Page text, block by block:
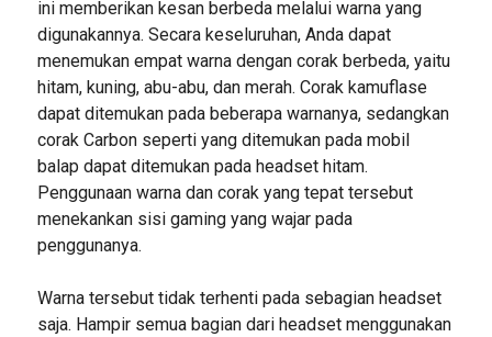
ini memberikan kesan berbeda melalui warna yang
digunakannya. Secara keseluruhan, Anda dapat
menemukan empat warna dengan corak berbeda, yaitu
hitam, kuning, abu-abu, dan merah. Corak kamuflase
dapat ditemukan pada beberapa warnanya, sedangkan
corak Carbon seperti yang ditemukan pada mobil
balap dapat ditemukan pada headset hitam.
Penggunaan warna dan corak yang tepat tersebut
menekankan sisi gaming yang wajar pada
penggunanya.
Warna tersebut tidak terhenti pada sebagian headset
saja. Hampir semua bagian dari headset menggunakan